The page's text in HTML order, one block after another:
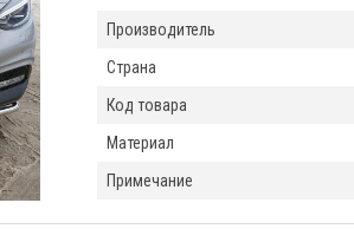
Производитель
Страна
Код товара
Материал
Примечание